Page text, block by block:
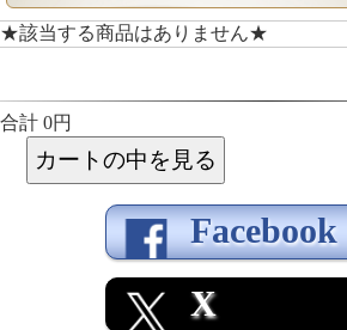
★該当する商品はありません★
合計 0円
Facebook
X